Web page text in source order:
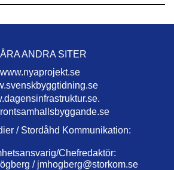
ANDRA SITER
www.nyaprojekt.se
/ Stordåhd Kommunikation:
Chefredaktör:
/ jmhogberg@storkom.se